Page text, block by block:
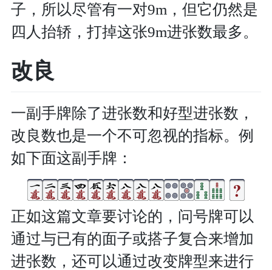
子，所以尽管有一对9m，但它仍然是
四人抬轿，打掉这张9m进张数最多。
改良
一副手牌除了进张数和好型进张数，
改良数也是一个不可忽视的指标。例
如下面这副手牌：
正如这篇文章要讨论的，问号牌可以
通过与已有的面子或搭子复合来增加
进张数，还可以通过改变牌型来进行